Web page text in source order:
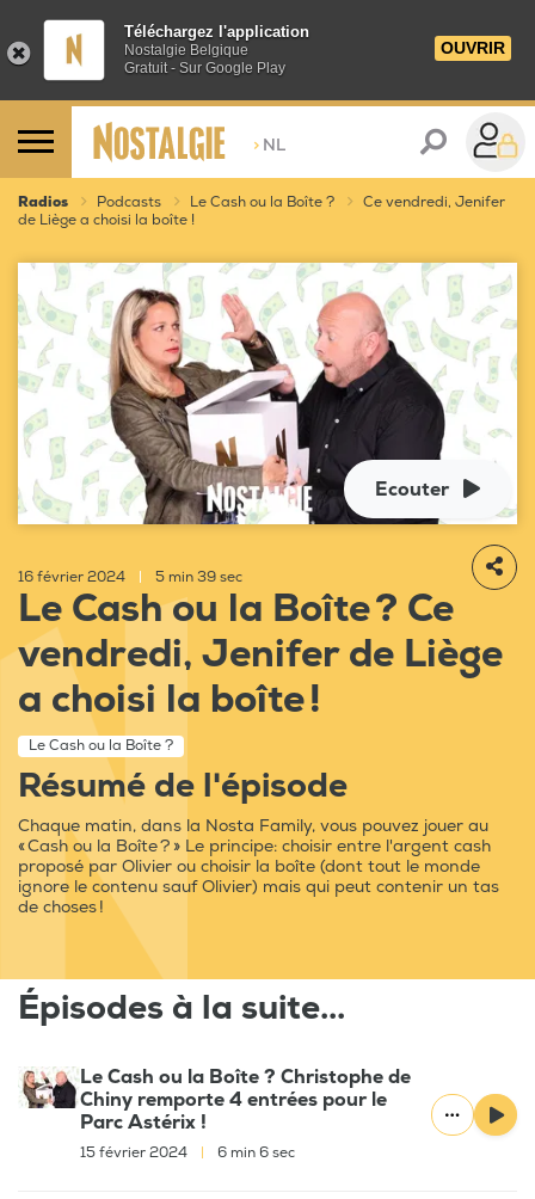
Téléchargez l'application
Nostalgie Belgique
Gratuit - Sur Google Play
OUVRIR
> NL
Radios Podcasts Le Cash ou la Boîte ?
Ce vendredi, Jenifer
de Liège a choisi la boîte !
Ecouter
16 février 2024 5 min 39 sec
Le Cash ou la Boîte ? Ce
vendredi, Jenifer de Liège
a choisi la boîte !
Le Cash ou la Boîte ?
Résumé de l'épisode
Chaque matin, dans la Nosta Family, vous pouvez jouer au
« Cash ou la Boîte ? » Le principe: choisir entre l'argent cash
proposé par Olivier ou choisir la boîte (dont tout le monde
ignore le contenu sauf Olivier) mais qui peut contenir un tas
de choses !
Épisodes à la suite...
Le Cash ou la Boîte ? Christophe de
Chiny remporte 4 entrées pour le
Parc Astérix !
15 février 2024 6 min 6 sec